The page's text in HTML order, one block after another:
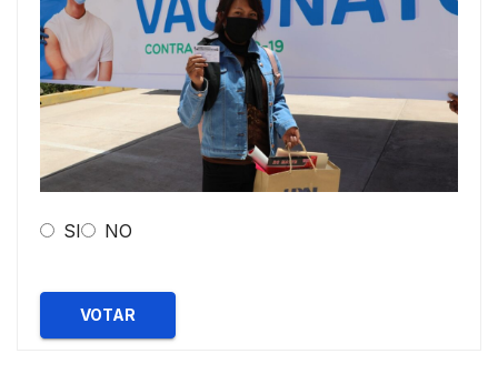
SI NO
VOTAR